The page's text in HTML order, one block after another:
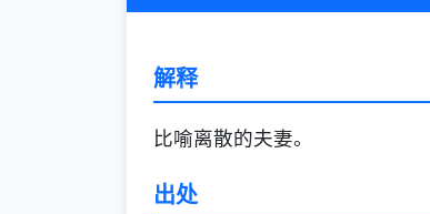
解释
比喻离散的夫妻。
出处